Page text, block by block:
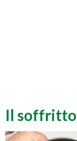
Il soffritto